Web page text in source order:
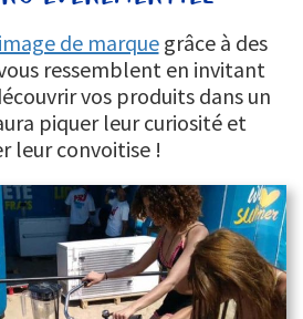
de marquegrâce à des
ressemblent en invitant
vos produits dans un
piquer leur curiosité et
leur convoitise !